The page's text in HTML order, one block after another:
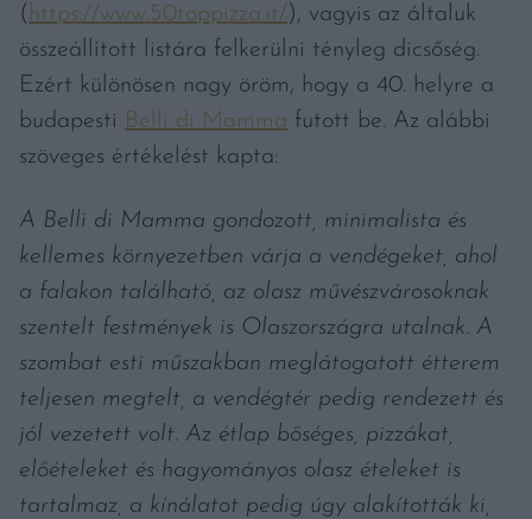
( https://www.50toppizza.it/ ), vagyis az általuk
összeállított listára felkerülni tényleg dicsőség.
Ezért különösen nagy öröm, hogy a 40. helyre a
budapesti Belli di Mamma futott be. Az alábbi
szöveges értékelést kapta:
A Belli di Mamma gondozott, minimalista és
kellemes környezetben várja a vendégeket, ahol
a falakon található, az olasz művészvárosoknak
szentelt festmények is Olaszországra utalnak. A
szombat esti műszakban meglátogatott étterem
teljesen megtelt, a vendégtér pedig rendezett és
jól vezetett volt. Az étlap bőséges, pizzákat,
előételeket és hagyományos olasz ételeket is
tartalmaz, a kínálatot pedig úgy alakították ki,